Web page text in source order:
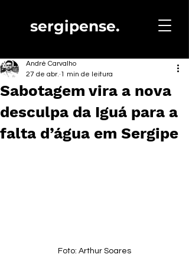
sergipense.
Sabotagem vira a nova
desculpa da Iguá para a
falta d’água em Sergipe
André Carvalho
27 de abr. 1 min de leitura
Foto: Arthur Soares